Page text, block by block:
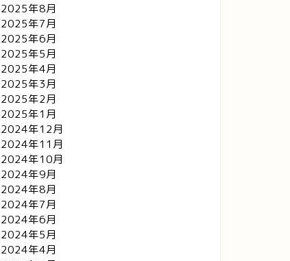
2025年8月
2025年7月
2025年6月
2025年5月
2025年4月
2025年3月
2025年2月
2025年1月
2024年12月
2024年11月
2024年10月
2024年9月
2024年8月
2024年7月
2024年6月
2024年5月
2024年4月